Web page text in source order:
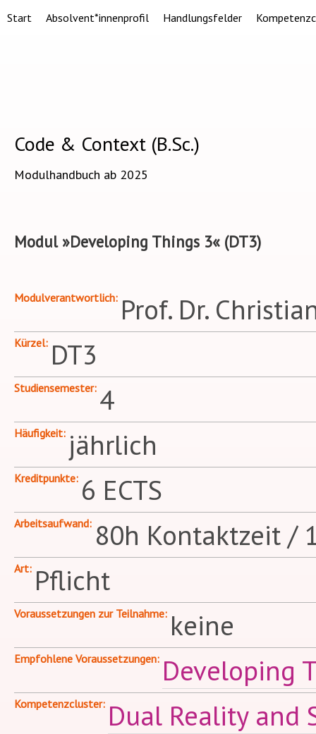
Start Absolvent*innenprofil Handlungsfelder
Code & Context (B.Sc.)
Modulhandbuch ab 2025
Modul »Developing Things 3« (DT3)
Modulverantwortlich Prof. Dr.
Kürzel DT3
Studiensemester 4
Häufigkeit jährlich
Kreditpunkte 6 ECTS
Arbeitsaufwand 80h Kontaktzeit /
Art Pflicht
Voraussetzungen zur Teilnahme keine
Empfohlene Voraussetzungen Developing
Kompetenzcluster Dual Reality and